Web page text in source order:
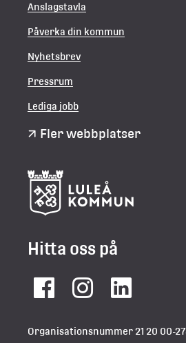
Anslagstavla
Påverka din kommun
Nyhetsbrev
Pressrum
Lediga jobb
Fler webbplatser
Hitta oss på
FacebookInstagramLinkedIn
Organisationsnummer 21 20 00-